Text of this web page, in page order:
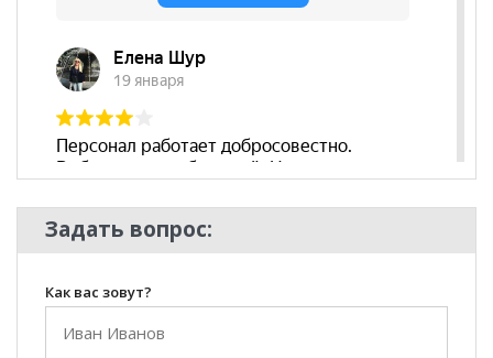
Задать вопрос:
Как вас зовут?